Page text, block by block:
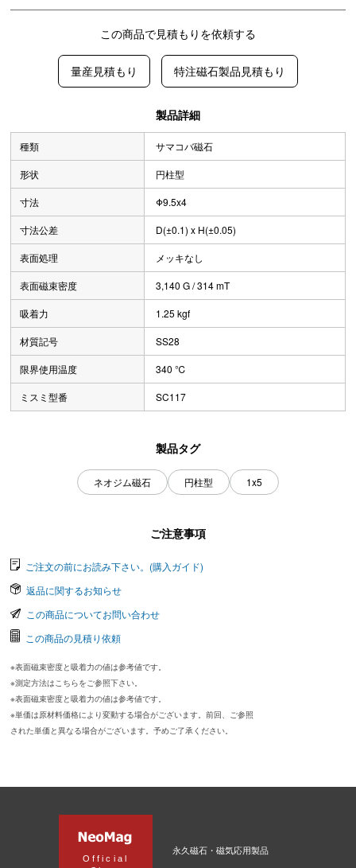
この商品で見積もりを依頼する
量産見積もり 特注磁石製品見積もり
製品詳細
種類 サマコバ磁石
形状 円柱型
寸法 Φ9.5x4
寸法公差 D(±0.1) x H(±0.05)
表面処理 メッキなし
表面磁束密度 3,140 G / 314 mT
吸着力 1.25 kgf
材質記号 SS28
限界使用温度 340 ℃
ミスミ型番 SC117
製品タグ
ネオジム磁石 円柱型 1x5
ご注意事項
ご注文の前にお読み下さい。(購入ガイド)
返品に関するお知らせ
この商品についてお問い合わせ
この商品の見積り依頼
※表面磁束密度と吸着力の値は参考値です。
※測定方法はこちらをご参照下さい。
※表面磁束密度と吸着力の値は参考値です。
※単価は原材料価格により変動する場合がございます。前回、ご参照
された単価と異なる場合がございます。予めご了承ください。
Official
永久磁石・磁気応用製品